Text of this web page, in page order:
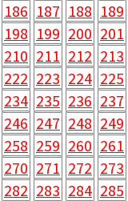
186 187 188 189
198 199 200 201
210 211 212 213
222 223 224 225
234 235 236 237
246 247 248 249
258 259 260 261
270 271 272 273
282 283 284 285